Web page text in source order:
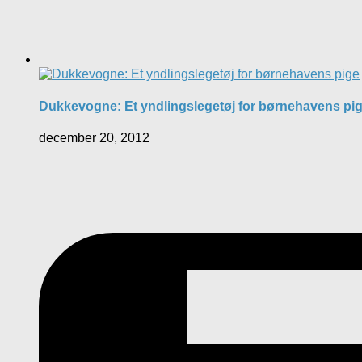
Dukkevogne: Et yndlingslegetøj for børnehavens
december 20, 2012